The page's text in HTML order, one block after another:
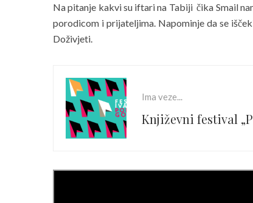
Na pitanje kakvi su iftari na Tabiji čika Smail
porodicom i prijateljima. Napominje da se
Doživjeti.
Ima veze...
Književni festival